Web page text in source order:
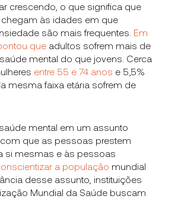
crescendo, o que significa que
às idades em que
são mais frequentes. Em
que adultos sofrem mais de
mental do que jovens. Cerca
entre 55 e 74 anos e 5,5%
mesma faixa etária sofrem de
mental em um assunto
que as pessoas prestem
si mesmas e às pessoas
a população mundial
desse assunto, instituições
Mundial da Saúde buscam